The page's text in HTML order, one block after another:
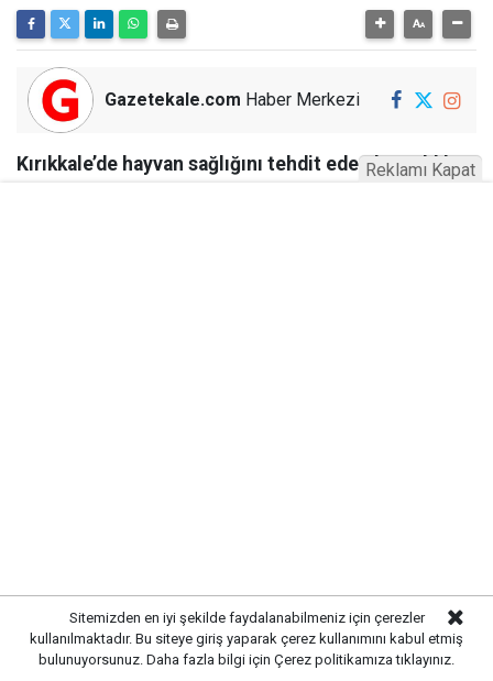
Gazetekale.com Haber Merkezi
Kırıkkale’de hayvan sağlığını tehdit eden hastalıklara
Sitemizden en iyi şekilde faydalanabilmeniz için çerezler
kullanılmaktadır. Bu siteye giriş yaparak çerez kullanımını kabul etmiş
bulunuyorsunuz. Daha fazla bilgi için Çerez politikamıza tıklayınız.
Reklamı Kapat